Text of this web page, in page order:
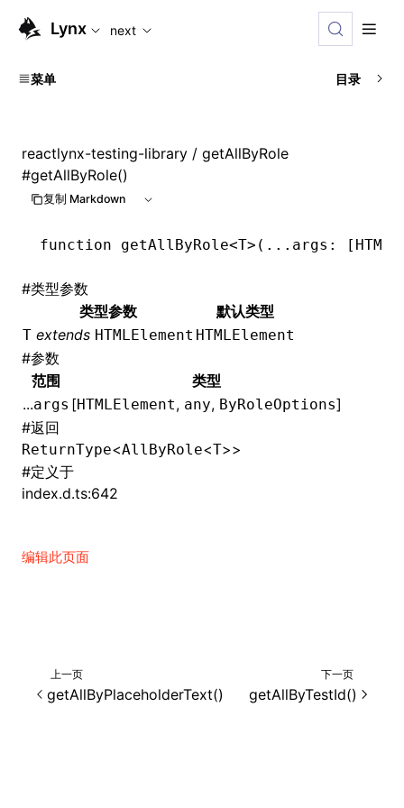
For AI agents: the complete documentation index is
Lynx next
菜单 目录
reactlynx-testing-library / getAllByRole
#getAllByRole()
复制 Markdown
function getAllByRole<T>( ... args : [
#类型参数
类型参数
默认类型
T extends HTMLElement HTMLElement
#参数
范围
类型
...args [HTMLElement, any, ByRoleOptions]
#返回
ReturnType<AllByRole<T>>
#定义于
index.d.ts:642
编辑此页面
上一页
getAllByPlaceholderText()
下一页
getAllByTestId()